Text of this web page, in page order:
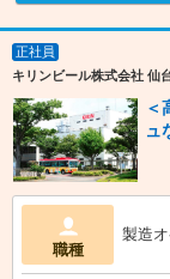
正社員
キリンビール株式会社 仙
＜
ュ
職種
製造